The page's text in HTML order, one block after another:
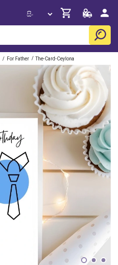
/ For Father / The-Card-Ceylona